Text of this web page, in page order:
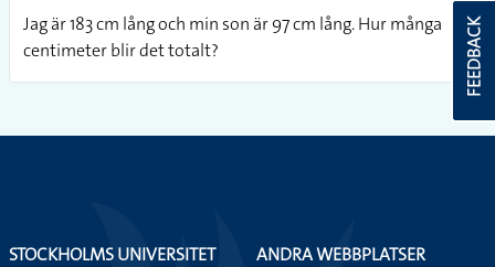
Jag är 183 cm lång och min son är 97 cm lång. Hur många
centimeter blir det totalt?
FEEDBACK
STOCKHOLMS UNIVERSITET
ANDRA WEBBPLATSER